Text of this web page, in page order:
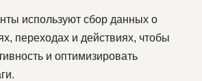
используют сбор данных о
переходах и действиях, чтобы
и оптимизировать